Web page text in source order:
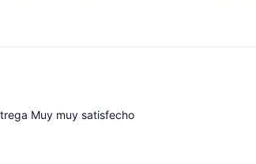
Muy muy satisfecho